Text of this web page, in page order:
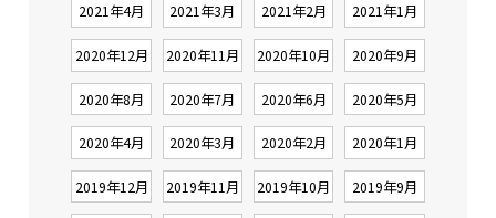
2021年4月 2021年3月 2021年2月 2021年1月
2020年12月 2020年11月 2020年10月 2020年9月
2020年8月 2020年7月 2020年6月 2020年5月
2020年4月 2020年3月 2020年2月 2020年1月
2019年12月 2019年11月 2019年10月 2019年9月